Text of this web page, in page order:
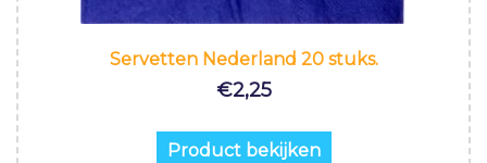
Servetten Nederland 20 stuks.
€2,25
Product bekijken